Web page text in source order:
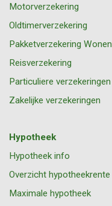
Motorverzekering
Oldtimerverzekering
Pakketverzekering Wonen
Reisverzekering
Particuliere verzekeringen
Zakelijke verzekeringen
Hypotheek
Hypotheek info
Overzicht hypotheekrente
Maximale hypotheek